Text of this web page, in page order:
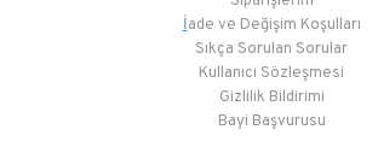
İade ve Değişim Koşulları
Sıkça Sorulan Sorular
Kullanıcı Sözleşmesi
Gizlilik Bildirimi
Bayi Başvurusu